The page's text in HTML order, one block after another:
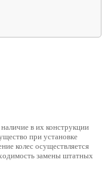
в их конструкции
при установке
колес осуществляется
замены штатных